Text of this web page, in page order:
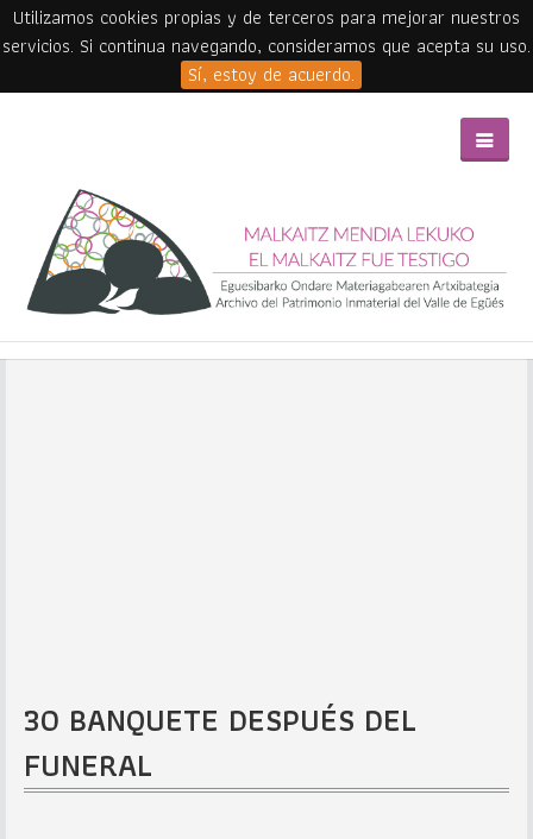
Utilizamos cookies propias y de terceros para mejorar nuestros
servicios. Si continua navegando, consideramos que acepta su uso.
Sí, estoy de acuerdo.
30 BANQUETE DESPUÉS DEL
FUNERAL